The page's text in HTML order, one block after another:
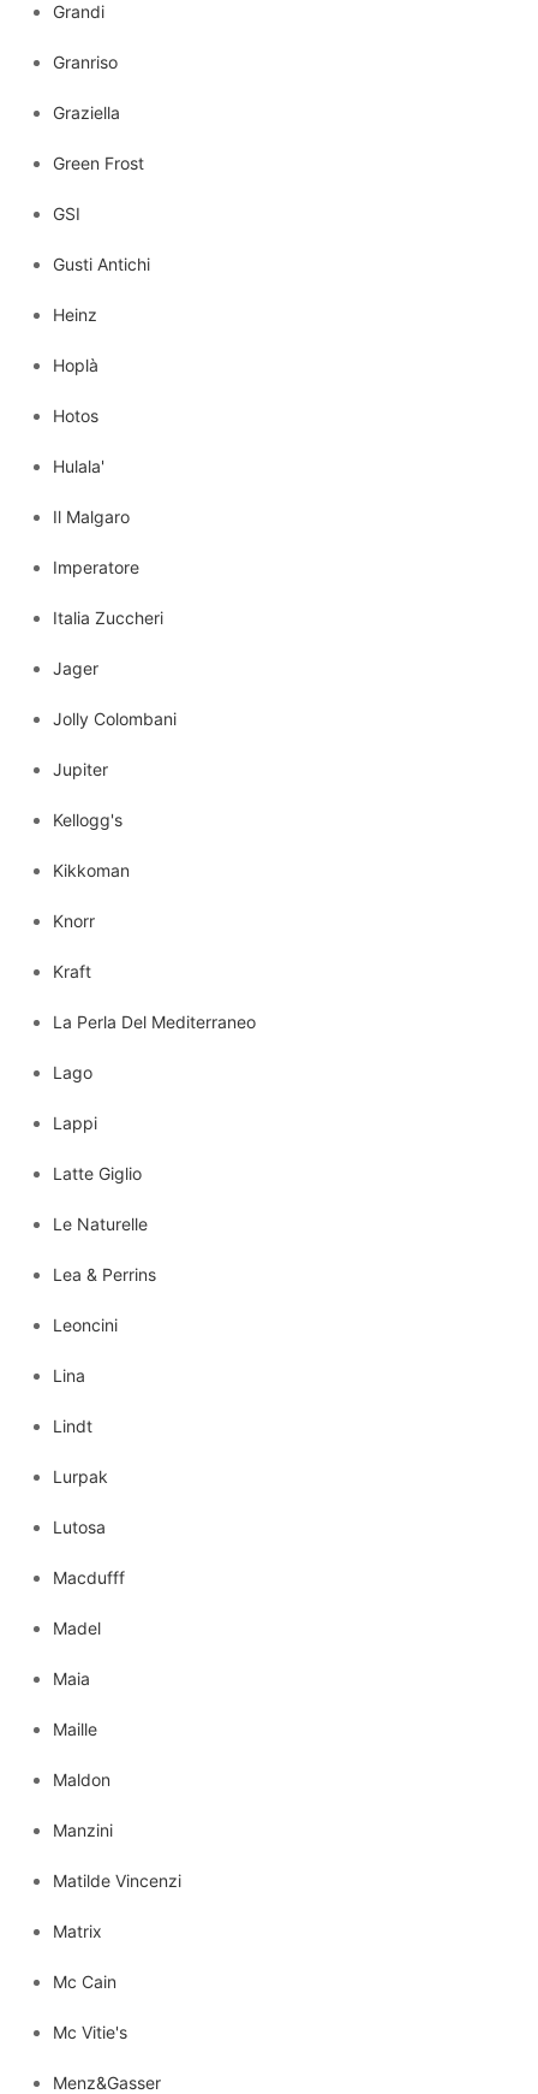
Grandi
Granriso
Graziella
Green Frost
GSI
Gusti Antichi
Heinz
Hoplà
Hotos
Hulala'
Il Malgaro
Imperatore
Italia Zuccheri
Jager
Jolly Colombani
Jupiter
Kellogg's
Kikkoman
Knorr
Kraft
La Perla Del Mediterraneo
Lago
Lappi
Latte Giglio
Le Naturelle
Lea & Perrins
Leoncini
Lina
Lindt
Lurpak
Lutosa
Macdufff
Madel
Maia
Maille
Maldon
Manzini
Matilde Vincenzi
Matrix
Mc Cain
Mc Vitie's
Menz&Gasser